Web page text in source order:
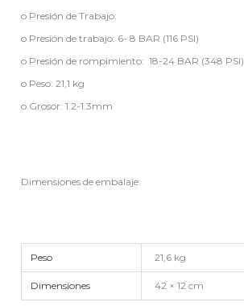
o Presión de Trabajo:
o Presión de trabajo: 6- 8 BAR (116 PSI)
o Presión de rompimiento: 18-24 BAR (348 PSI)
o Peso: 21,1 kg
o Grosor: 1.2-1.3mm
Dimensiones de embalaje:
Peso 21,6 kg
Dimensiones 42 × 12 cm